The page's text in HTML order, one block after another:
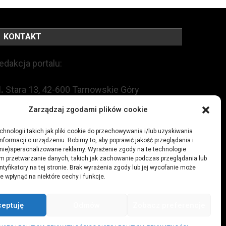
Zarządzaj zgodami plików cookie
takich jak pliki cookie do przechowywania i/lub uzyskiwania
o urządzeniu. Robimy to, aby poprawić jakość przeglądania i
reklamy. Wyrażenie zgody na te technologie
przetwarzanie danych, takich jak zachowanie podczas przeglądania lub
na tej stronie. Brak wyrażenia zgody lub jej wycofanie może
wpłynąć na niektóre cechy i funkcje.
KONTAKT
portalu:
Stara 13, 42-600 Tarnowskie Góry
+48 509 547 822
redakcja@czytamiwiem.pl
biuro@czytamiwiem.pl